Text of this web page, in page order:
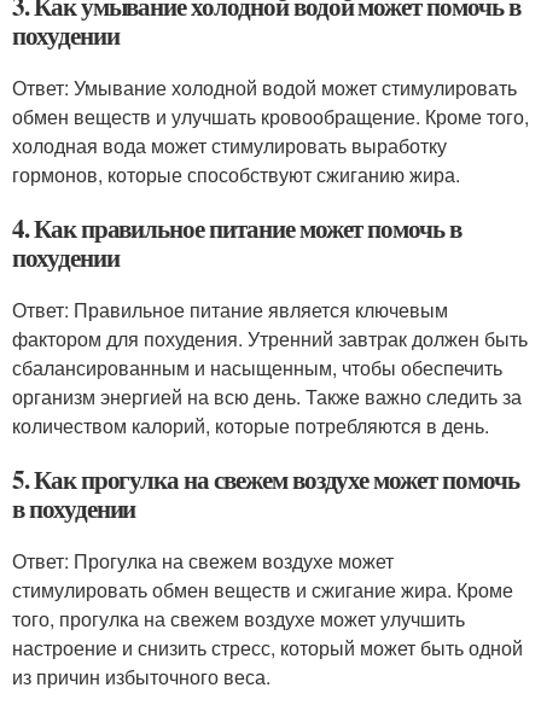
похудении
Ответ: Умывание холодной водой может стимулировать
обмен веществ и улучшать кровообращение. Кроме того,
холодная вода может стимулировать выработку
гормонов, которые способствуют сжиганию жира.
4. Как правильное питание может помочь в
похудении
Ответ: Правильное питание является ключевым
фактором для похудения. Утренний завтрак должен быть
сбалансированным и насыщенным, чтобы обеспечить
организм энергией на всю день. Также важно следить за
количеством калорий, которые потребляются в день.
5. Как прогулка на свежем воздухе может помочь
в похудении
Ответ: Прогулка на свежем воздухе может
стимулировать обмен веществ и сжигание жира. Кроме
того, прогулка на свежем воздухе может улучшить
настроение и снизить стресс, который может быть одной
из причин избыточного веса.